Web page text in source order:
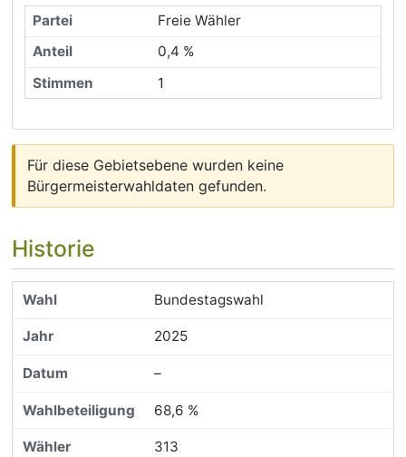
Freie Wähler
0,4 %
1
Für diese Gebietsebene wurden keine
Bürgermeisterwahldaten gefunden.
Historie
Bundestagswahl
2025
–
68,6 %
313